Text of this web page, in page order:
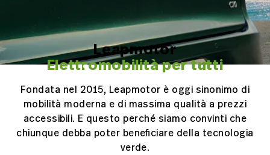
Leapmotor
Elettromobilità per tutti
Fondata nel 2015, Leapmotor è oggi sinonimo di
mobilità moderna e di massima qualità a prezzi
accessibili. E questo perché siamo convinti che
chiunque debba poter beneficiare della tecnologia
verde.